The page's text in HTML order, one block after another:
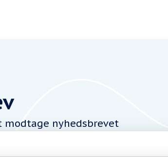
nyhedsbrevet